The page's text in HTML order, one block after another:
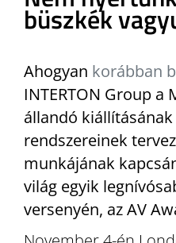
büszkék
Ahogyan korábban
INTERTON Group a
állandó
rendszereinek
munkájának
világ egyik
versenyén, az AV